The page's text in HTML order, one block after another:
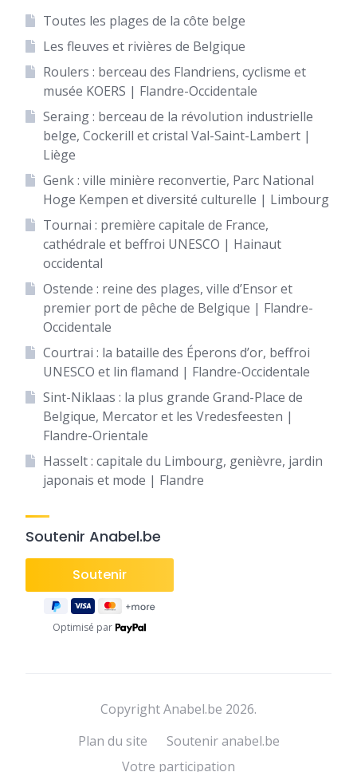
Toutes les plages de la côte belge
Les fleuves et rivières de Belgique
Roulers : berceau des Flandriens, cyclisme et
musée KOERS | Flandre-Occidentale
Seraing : berceau de la révolution industrielle
belge, Cockerill et cristal Val-Saint-Lambert |
Liège
Genk : ville minière reconvertie, Parc National
Hoge Kempen et diversité culturelle | Limbourg
Tournai : première capitale de France,
cathédrale et beffroi UNESCO | Hainaut
occidental
Ostende : reine des plages, ville d’Ensor et
premier port de pêche de Belgique | Flandre-
Occidentale
Courtrai : la bataille des Éperons d’or, beffroi
UNESCO et lin flamand | Flandre-Occidentale
Sint-Niklaas : la plus grande Grand-Place de
Belgique, Mercator et les Vredesfeesten |
Flandre-Orientale
Hasselt : capitale du Limbourg, genièvre, jardin
japonais et mode | Flandre
Soutenir Anabel.be
Optimisé par
Copyright Anabel.be 2026.
Plan du site
Soutenir anabel.be
Votre participation